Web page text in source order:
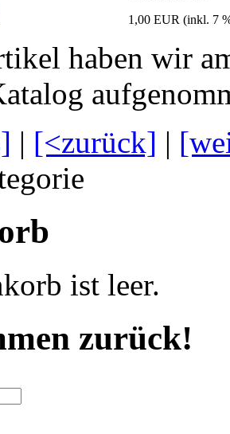
1,00 EUR (inkl. 7
haben wir
| [<zurück] |
ist leer.
zurück!